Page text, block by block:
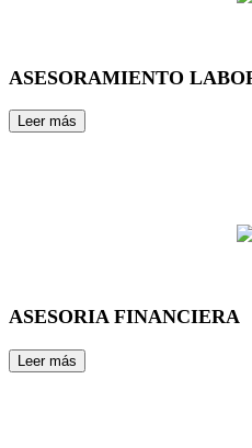
ASESORAMIENTO
ASESORIA FINANCIERA